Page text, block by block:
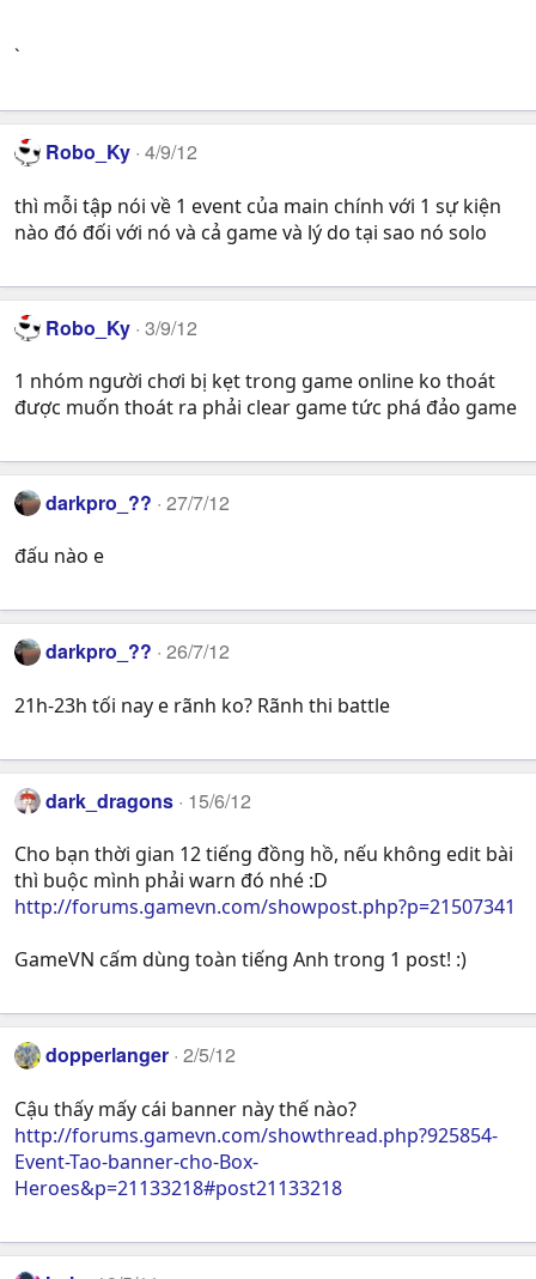
`
Robo_Ky 4/9/12
thì mỗi tập nói về 1 event của main chính với 1 sự kiện
nào đó đối với nó và cả game và lý do tại sao nó solo
Robo_Ky 3/9/12
1 nhóm người chơi bị kẹt trong game online ko thoát
được muốn thoát ra phải clear game tức phá đảo game
darkpro_?? 27/7/12
đấu nào e
darkpro_?? 26/7/12
21h-23h tối nay e rãnh ko? Rãnh thi battle
dark_dragons 15/6/12
Cho bạn thời gian 12 tiếng đồng hồ, nếu không edit bài
thì buộc mình phải warn đó nhé :D
http://forums.gamevn.com/showpost.php?p=21507341
GameVN cấm dùng toàn tiếng Anh trong 1 post! :)
dopperlanger 2/5/12
Cậu thấy mấy cái banner này thế nào?
http://forums.gamevn.com/showthread.php?925854-
Event-Tao-banner-cho-Box-
Heroes&p=21133218#post21133218